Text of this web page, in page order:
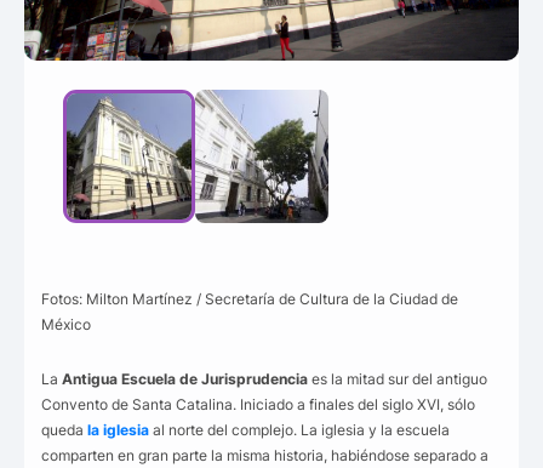
Fotos: Milton Martínez / Secretaría de Cultura de la Ciudad de
México
La Antigua Escuela de Jurisprudencia es la mitad sur del antiguo
Convento de Santa Catalina. Iniciado a finales del siglo XVI, sólo
queda la iglesia al norte del complejo. La iglesia y la escuela
comparten en gran parte la misma historia, habiéndose separado a